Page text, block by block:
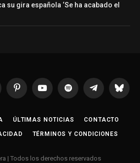
su gira española ‘Se ha acabado el
PinterestYouTubeSpotify Telegrama
ÚLTIMAS NOTICIAS CONTACTO
TÉRMINOS Y CONDICIONES
| Todos los derechos reservados